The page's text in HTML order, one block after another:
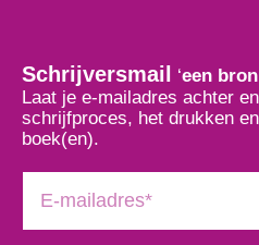
Schrijversmail ‘een
Laat je e-mailadres achter
schrijfproces, het drukken
boek(en).